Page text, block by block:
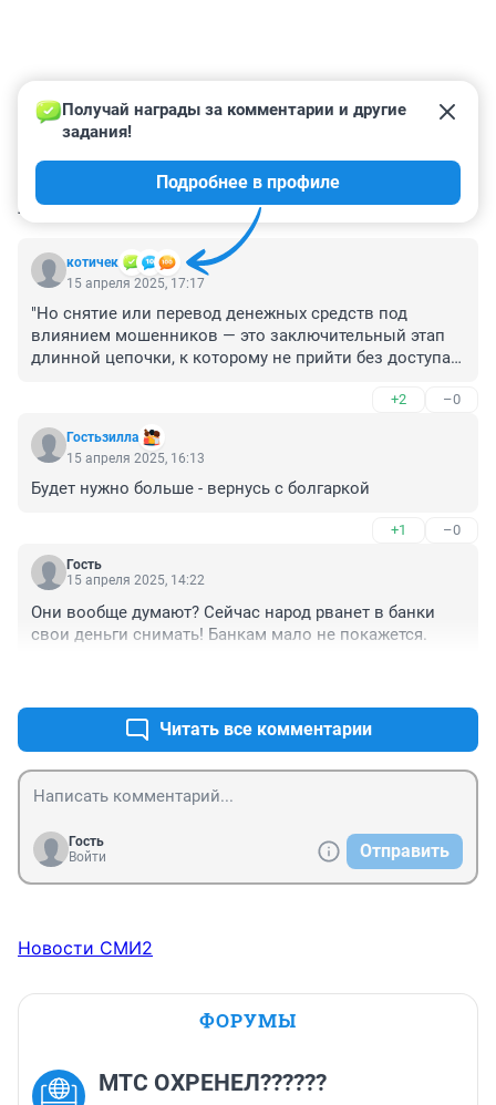
КОММЕНТАРИИ 227
котичек
Получай награды за комментарии и другие
задания!
Подробнее в профиле
15 апреля 2025, 17:17
"Но снятие или перевод денежных средств под
влиянием мошенников — это заключительный этап
длинной цепочки, к которому не прийти без доступа к
И поэтому сейчас эти самые персональные данные
собирают все, кому не лень. А потом сотрудники
продают эти базы...
+2 –0
Гостьзилла
15 апреля 2025, 16:13
Будет нужно больше - вернусь с болгаркой
+1 –0
Гость
15 апреля 2025, 14:22
Они вообще думают? Сейчас народ рванет в банки
свои деньги снимать! Банкам мало не покажется.
Читать все комментарии
Гость
Войти
Отправить
Новости СМИ2
ФОРУМЫ
МТС ОХРЕНЕЛ??????